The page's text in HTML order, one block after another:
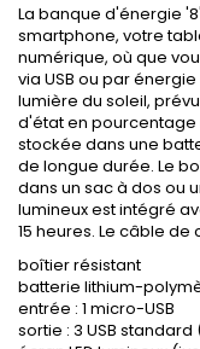
La banque d'énergie
smartphone, votre
numérique, où que
via USB ou par
lumière du soleil,
d'état en pourcentage
stockée dans une
de longue durée. Le
dans un sac à dos ou
lumineux est intégré
15 heures. Le câble
boîtier résistant
batterie lithium-
entrée : 1 micro-USB
sortie : 3 USB standard